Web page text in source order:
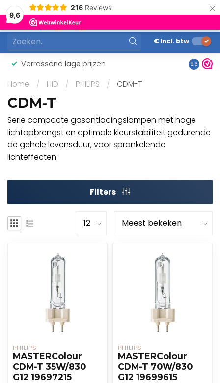
9,6
216 Reviews ×
MENU
0
€Incl. btw
Verrassend lage prijzen 9.6
Home / HID / PHILIPS / CDM-T
CDM-T
Serie compacte gasontladingslampen met hoge
lichtopbrengst en optimale kleurstabiliteit gedurende
de gehele levensduur, voor sprankelende
lichteffecten.
Filters
PHILIPS
MASTERColour
CDM-T 35W/830
G12 19697215
PHILIPS
MASTERColour
CDM-T 70W/830
G12 19699615